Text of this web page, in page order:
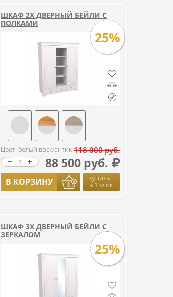
ШКАФ 2Х ДВЕРНЫЙ БЕЙЛИ С
ПОЛКАМИ
25%
Цвет: белый воск/антик 118 000 руб.
88 500 руб.
В КОРЗИНУ купить
в 1 клик
ШКАФ 3Х ДВЕРНЫЙ БЕЙЛИ С
ЗЕРКАЛОМ
25%